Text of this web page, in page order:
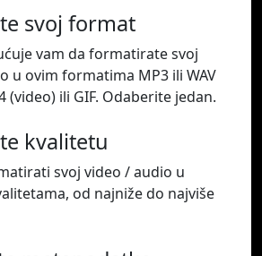
svoj format
vam da formatirate svoj
u ovim formatima MP3 ili WAV
(video) ili GIF. Odaberite jedan.
kvalitetu
svoj video / audio u
od najniže do najviše